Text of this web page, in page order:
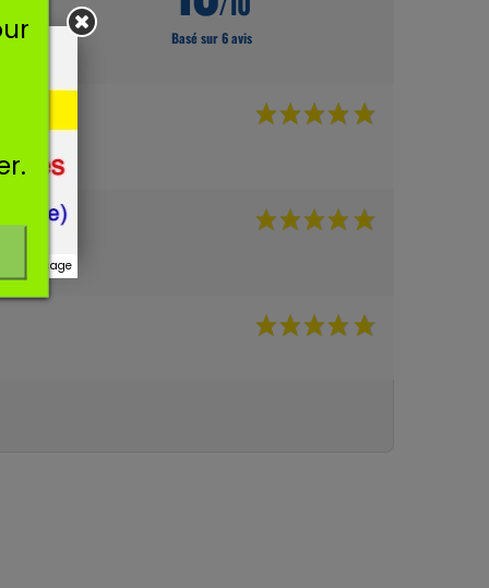
Basé sur 6 avis
ce message